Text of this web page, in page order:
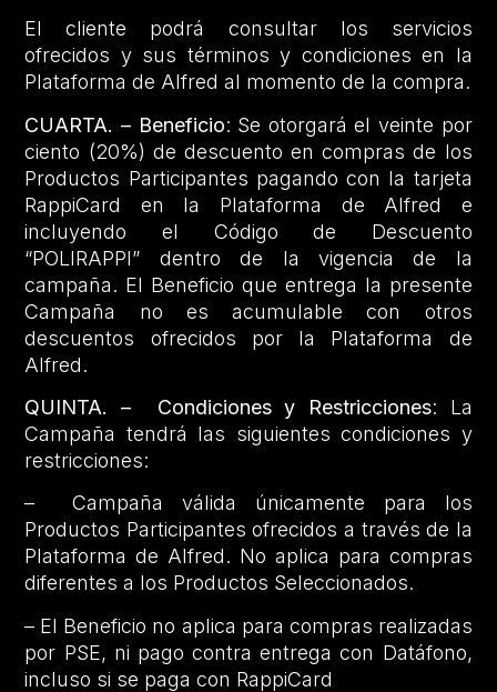
El cliente podrá consultar los servicios
ofrecidos y sus términos y condiciones en la
Plataforma de Alfred al momento de la compra.
CUARTA. – Beneficio: Se otorgará el veinte por
ciento (20%) de descuento en compras de los
Productos Participantes pagando con la tarjeta
RappiCard en la Plataforma de Alfred e
incluyendo el Código de Descuento
“POLIRAPPI” dentro de la vigencia de la
campaña. El Beneficio que entrega la presente
Campaña no es acumulable con otros
descuentos ofrecidos por la Plataforma de
Alfred.
QUINTA. –
Condiciones y Restricciones: La
Campaña tendrá las siguientes condiciones y
restricciones:
– Campaña válida únicamente para los
Productos Participantes ofrecidos a través de la
Plataforma de Alfred. No aplica para compras
diferentes a los Productos Seleccionados.
– El Beneficio no aplica para compras realizadas
por PSE, ni pago contra entrega con Datáfono,
incluso si se paga con RappiCard